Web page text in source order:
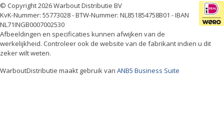
© Copyright 2026 Warbout Distributie BV
KvK-Nummer: 55773028 - BTW-Nummer: NL851854758B01 - IBAN
NL71INGB0007002530
Afbeeldingen en specificaties kunnen afwijken van de
werkelijkheid. Controleer ook de website van de fabrikant indien u dit
zeker wilt weten.
WarboutDistributie maakt gebruik van ANB5 Business Suite